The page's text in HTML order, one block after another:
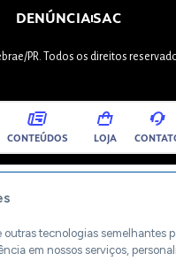
DENÚNCIASAC
PR. Todos os direitos
CONTEÚDOS LOJA
outras tecnologias semelhantes
em nossos serviços,